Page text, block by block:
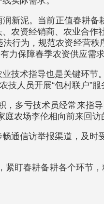
新泥。当前正值春耕备
农资经销商、农业合
行为，规范农资经营
力保障春季农资供应需求
技术指导也是关键环
技人员开展“包村联户”
，多亏技术员经常来指
庭农场李伦相向前来回
通信访举报渠道，及
紧盯春耕备耕各个环节